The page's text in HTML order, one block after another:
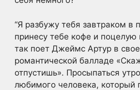
“Я разбужу тебя завтраком в
принесу тебе кофе и поцелую
так поет Джеймс Артур в
романтической балладе
отпустишь». Просыпаться
любимого человека, который